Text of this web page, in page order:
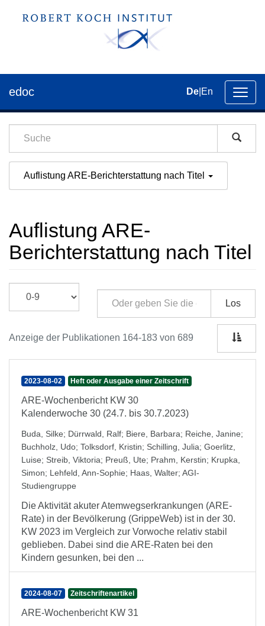
der
edoc De En
Auflistung ARE-Berichterstattung nach Titel
Auflistung ARE-
Berichterstattung nach Titel
Los
Anzeige der Publikationen 164-183 von 689
2023-08-02 Heft oder Ausgabe einer Zeitschrift
ARE-Wochenbericht KW 30
Kalenderwoche 30 (24.7. bis 30.7.2023)
Buda, Silke; Dürrwald, Ralf; Biere, Barbara; Reiche, Janine;
Buchholz, Udo; Tolksdorf, Kristin; Schilling, Julia; Goerlitz,
Luise; Streib, Viktoria; Preuß, Ute; Prahm, Kerstin; Krupka,
Simon; Lehfeld, Ann-Sophie; Haas, Walter; AGI-
Studiengruppe
Die Aktivität akuter Atemwegserkrankungen (ARE-
Rate) in der Bevölkerung (GrippeWeb) ist in der 30.
KW 2023 im Vergleich zur Vorwoche relativ stabil
geblieben. Dabei sind die ARE-Raten bei den
Kindern gesunken, bei den ...
2024-08-07 Zeitschriftenartikel
ARE-Wochenbericht KW 31